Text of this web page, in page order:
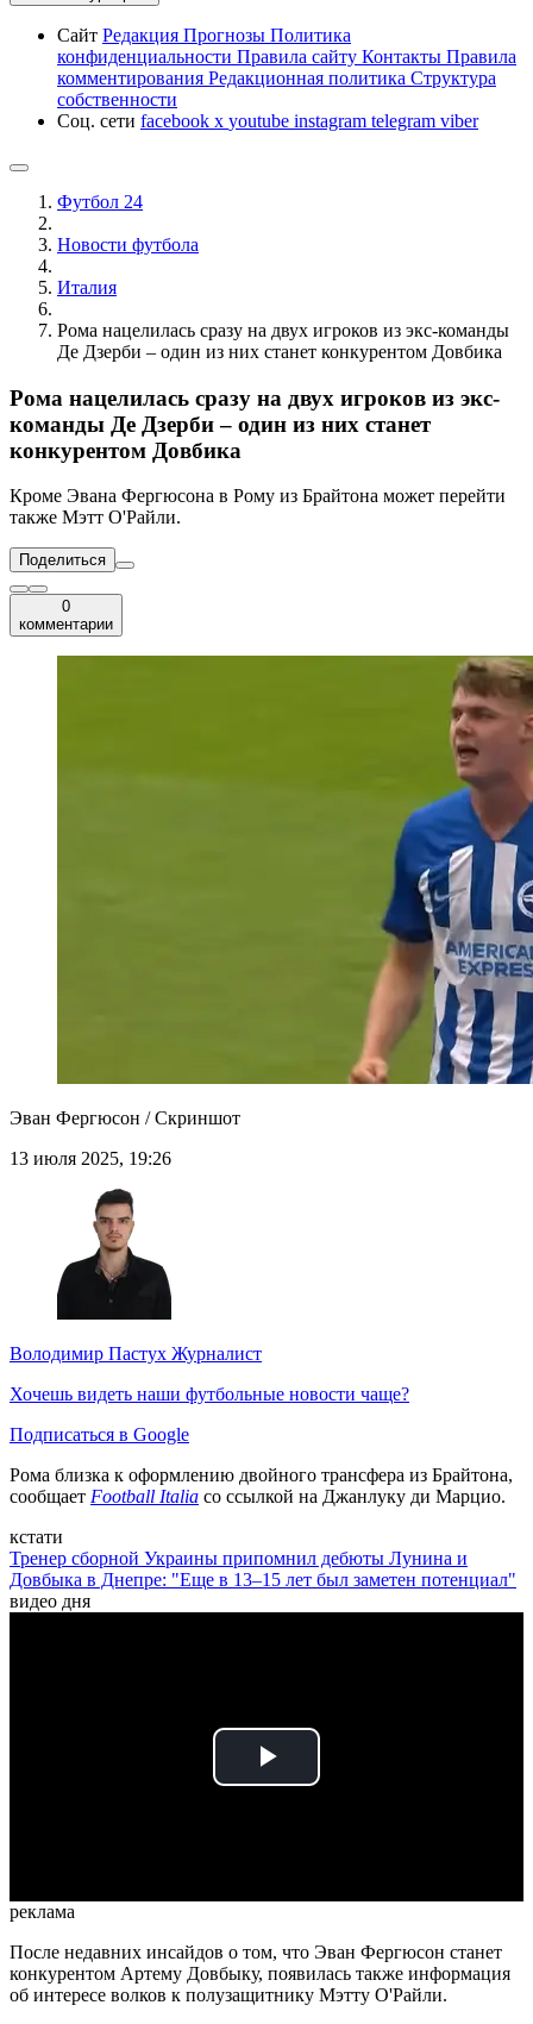
Сайт Редакция Прогнозы Политика
конфиденциальности Правила сайту Контакты Правила
комментирования Редакционная политика Структура
собственности
Соц. сети facebook x youtube instagram telegram viber
Футбол 24
Новости футбола
Италия
Рома нацелилась сразу на двух игроков из экс-команды
Де Дзерби – один из них станет конкурентом Довбика
Рома нацелилась сразу на двух игроков из экс-
команды Де Дзерби – один из них станет
конкурентом Довбика
Кроме Эвана Фергюсона в Рому из Брайтона может перейти
также Мэтт О'Райли.
Поделиться
0
комментарии
Эван Фергюсон / Скриншот
13 июля 2025, 19:26
Володимир Пастух Журналист
Хочешь видеть наши футбольные новости чаще?
Подписаться в Google
Рома близка к оформлению двойного трансфера из Брайтона,
сообщает Football Italia со ссылкой на Джанлуку ди Марцио.
кстати
Тренер сборной Украины припомнил дебюты Лунина и
Довбыка в Днепре: "Еще в 13–15 лет был заметен потенциал"
видео дня
Play
реклама
После недавних инсайдов о том, что Эван Фергюсон станет
конкурентом Артему Довбыку, появилась также информация
об интересе волков к полузащитнику Мэтту О'Райли.